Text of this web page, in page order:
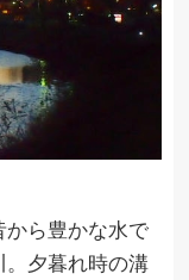
ら豊かな水で
夕暮れ時の溝